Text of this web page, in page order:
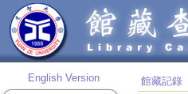
English Version 館藏記錄